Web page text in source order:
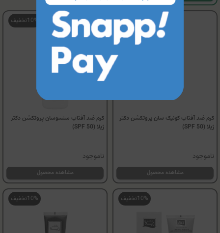
10%تخفیف
کرم ضد آفتاب کوئیک سان پروتکشن دکتر
ژیلا (SPF 50)
ناموجود
مشاهده محصول
10%تخفیف
کرم ضد آفتاب سنسوسان پروتکشن دکتر
ژیلا (SPF 50)
ناموجود
مشاهده محصول
10%تخفیف 10%تخفیف